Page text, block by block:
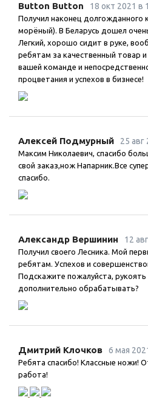
Button Button 18 окт 2021 в
Получил наконец долгожданного
морёный). В Беларусь дошел
Легкий, хорошо сидит в руке,
ребятам за качественный товар
вашей команде и
процветания и успехов в бизнесе!
Алексей Подмурный 25 авг
Максим Николаевич, спасибо
свой заказ,нож Напарник.Все
спасибо.
Александр Вершинин 12
Получил своего Лесника. Мой
ребятам. Успехов и
Подскажите пожалуйста,
дополнительно обрабатывать?
Дмитрий Клочков 6 мая
Ребята спасибо! Классные ножи!
работа!